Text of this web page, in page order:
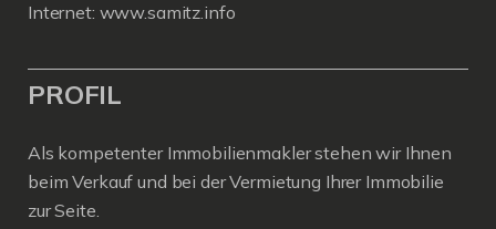
Internet: www.samitz.info
PROFIL
Als kompetenter Immobilienmakler stehen wir Ihnen
beim Verkauf und bei der Vermietung Ihrer Immobilie
zur Seite.